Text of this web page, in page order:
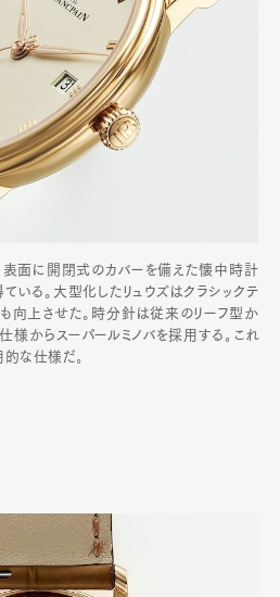
表面に開閉式のカバーを備えた懐中時計
いる。大型化したリュウズはクラシックテ
向上させた。時分針は従来のリーフ型か
様からスーパールミノバを採用する｡これ
的な仕様だ｡